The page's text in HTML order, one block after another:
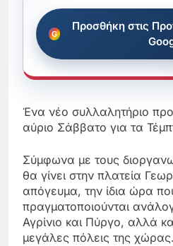
Προσθήκη στις
Ένα νέο συλλαλητήριο
αύριο Σάββατο για τα
Σύμφωνα με τους
θα γίνει στην πλατεία
απόγευμα, την ίδια ώρα
πραγματοποιούνται
Αγρίνιο και Πύργο, αλλά
μεγάλες πόλεις της χώρας.